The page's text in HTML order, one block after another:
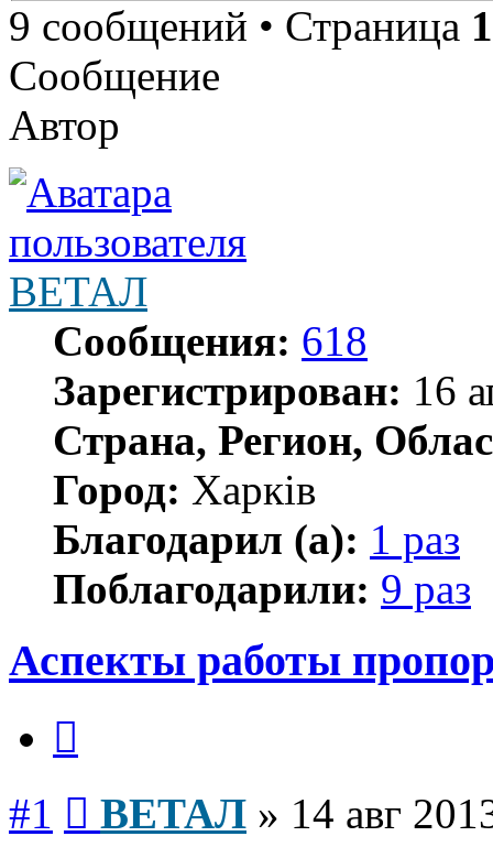
9 сообщений • Страница 1
Сообщение
Автор
ВЕТАЛ
Сообщения: 618
Зарегистрирован: 16
Страна, Регион,
Город: Харків
Благодарил (а): 1 раз
Поблагодарили: 9 раз
Аспекты работы
#1 ВЕТАЛ » 14 авг